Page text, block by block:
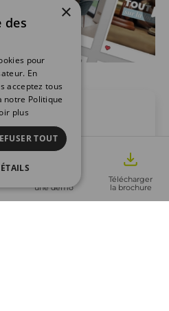
une démo
Télécharger
la brochure
chaque
×
des
pour
En
acceptez tous
notre Politique
plus
TOUT